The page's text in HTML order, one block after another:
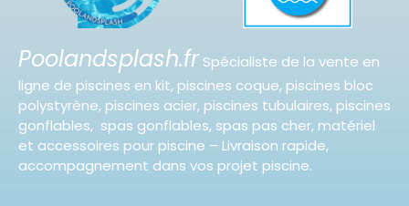
Poolandsplash.fr Spécialiste de la vente en
ligne de piscines en kit, piscines coque, piscines bloc
polystyrène, piscines acier, piscines tubulaires, piscines
gonflables, spas gonflables, spas pas cher, matériel
et accessoires pour piscine – Livraison rapide,
accompagnement dans vos projet piscine.